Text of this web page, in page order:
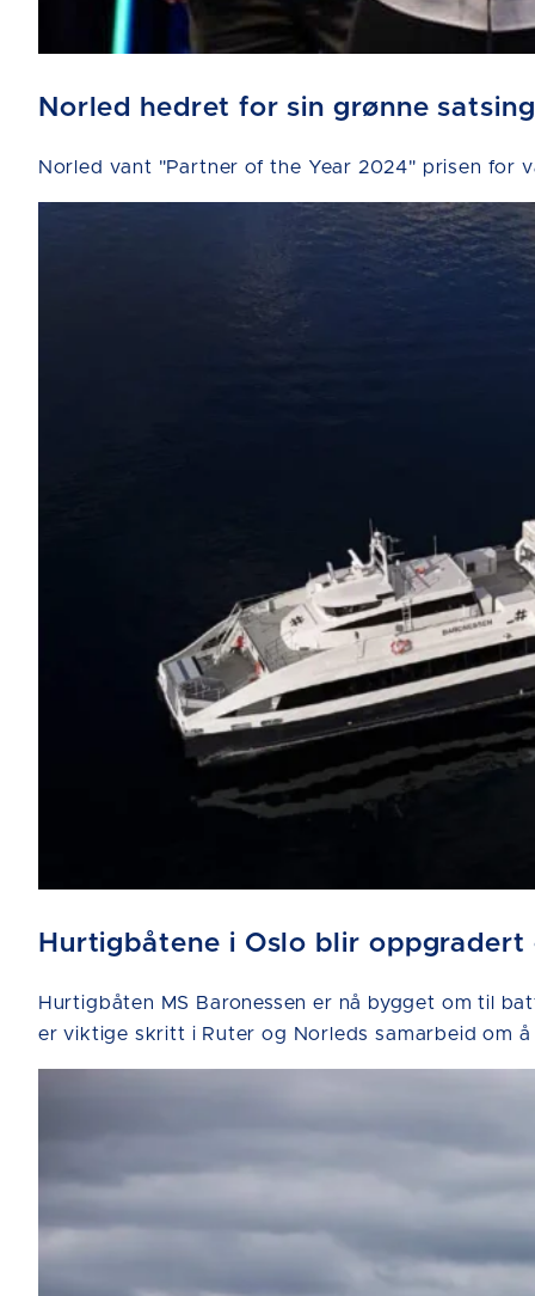
Norled hedret for sin grønne satsing
Norled vant "Partner of the Year 2024" prisen for
Hurtigbåtene i Oslo blir
Hurtigbåten MS Baronessen er nå bygget om til
er viktige skritt i Ruter og Norleds samarbeid om